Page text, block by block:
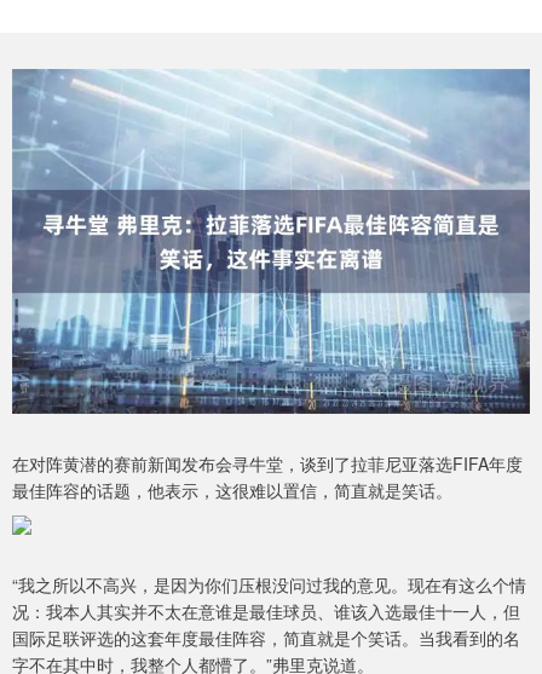
在对阵黄潜的赛前新闻发布会寻牛堂，谈到了拉菲尼亚落选FIFA年度
最佳阵容的话题，他表示，这很难以置信，简直就是笑话。
“我之所以不高兴，是因为你们压根没问过我的意见。现在有这么个情
况：我本人其实并不太在意谁是最佳球员、谁该入选最佳十一人，但
国际足联评选的这套年度最佳阵容，简直就是个笑话。当我看到的名
字不在其中时，我整个人都懵了。”弗里克说道。